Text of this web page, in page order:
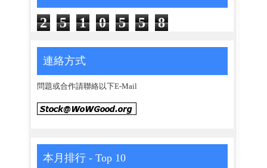
2 5 1 0 5 5 8
連絡方式
問題或合作請聯絡以下E-Mail
本月排行 - Top 10